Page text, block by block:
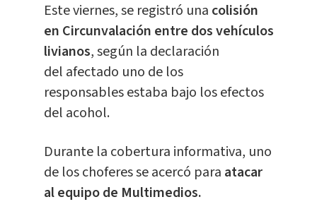
Este viernes, se registró una colisión
en Circunvalación entre dos vehículos
livianos, según la declaración
del afectado uno de los
responsables estaba bajo los efectos
del acohol.
Durante la cobertura informativa, uno
de los choferes se acercó para atacar
al equipo de Multimedios.